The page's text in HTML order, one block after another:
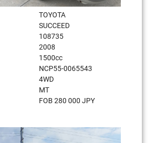
TOYOTA
SUCCEED
108735
2008
1500сс
NCP55-0065543
4WD
MT
FOB 280 000 JPY